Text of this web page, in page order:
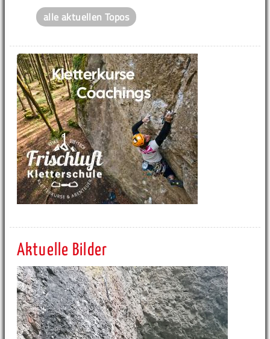
alle aktuellen Topos
Aktuelle Bilder